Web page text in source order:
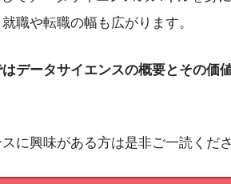
職や転職の幅も広がります。
データサイエンスの概要とその価
に興味がある方は是非ご一読くださ